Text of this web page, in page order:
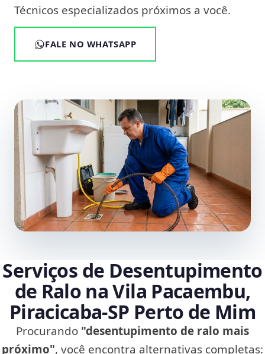
Técnicos especializados próximos a você.
FALE NO WHATSAPP
Serviços de Desentupimento
de Ralo na Vila Pacaembu,
Piracicaba‑SP Perto de Mim
Procurando "desentupimento de ralo mais
próximo", você encontra alternativas completas: